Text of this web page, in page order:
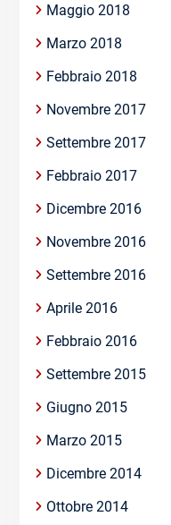
Maggio 2018
Marzo 2018
Febbraio 2018
Novembre 2017
Settembre 2017
Febbraio 2017
Dicembre 2016
Novembre 2016
Settembre 2016
Aprile 2016
Febbraio 2016
Settembre 2015
Giugno 2015
Marzo 2015
Dicembre 2014
Ottobre 2014